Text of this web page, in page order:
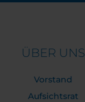
ÜBER UNS
Vorstand
Aufsichtsrat